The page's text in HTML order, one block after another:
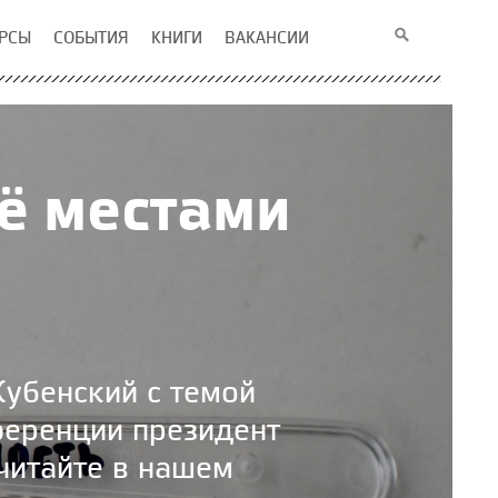
СОБЫТИЯ КНИГИ ВАКАНСИИ
местами
с темой
президент
в нашем